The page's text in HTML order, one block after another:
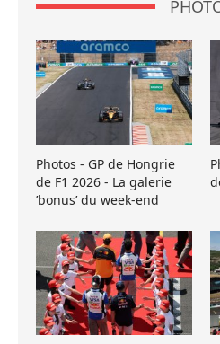
Photos - GP de Hongrie
de F1 2026 - La galerie
’bonus’ du week-end